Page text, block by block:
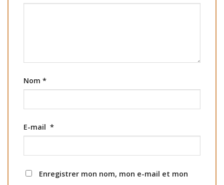
Nom *
E-mail *
Enregistrer mon nom, mon e-mail et mon